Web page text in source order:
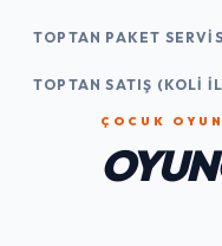
TOPTAN PAKET
TOPTAN SATIŞ (KOLI
ÇOCUK